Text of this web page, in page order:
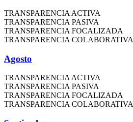
TRANSPARENCIA ACTIVA
TRANSPARENCIA PASIVA
TRANSPARENCIA FOCALIZADA
TRANSPARENCIA COLABORATIVA
Agosto
TRANSPARENCIA ACTIVA
TRANSPARENCIA PASIVA
TRANSPARENCIA FOCALIZADA
TRANSPARENCIA COLABORATIVA